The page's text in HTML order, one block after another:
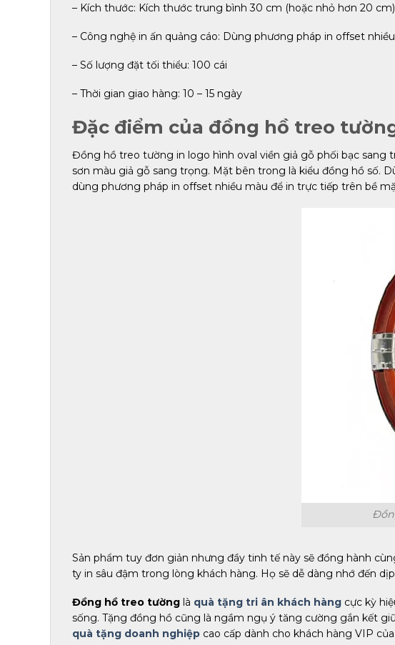
– Kích thước: Kích thước trung bình 30 cm (hoặc nhỏ hơn 20 cm)
– Công nghệ in ấn quảng cáo: Dùng phương pháp in offset
– Số lượng đặt tối thiểu: 100 cái
– Thời gian giao hàng: 10 – 15 ngày
Đặc điểm của đồng hồ treo
Đồng hồ treo tường in logo hình oval viền giả gỗ phối bạc sang
sơn màu giả gỗ sang trọng. Mặt bên trong là kiểu đồng hồ số.
dùng phương pháp in offset nhiều màu để in trực tiếp trên bề
Sản phẩm tuy đơn giản nhưng đầy tinh tế này sẽ đồng hành
ty in sâu đậm trong lòng khách hàng. Họ sẽ dễ dàng nhớ đến
Đồng hồ treo tường là quà tặng tri ân khách hàng cực kỳ
sống. Tặng đồng hồ cũng là ngầm ngụ ý tăng cường gắn kết
quà tặng doanh nghiệp cao cấp dành cho khách hàng VIP